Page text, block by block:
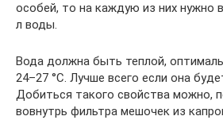
особей, то на каждую из них нужно
л воды.
Вода должна быть теплой,
24–27 °С. Лучше всего если она
Добиться такого свойства можно,
вовнутрь фильтра мешочек из